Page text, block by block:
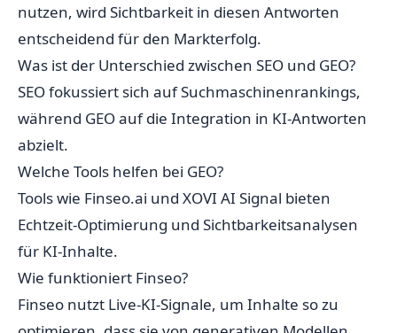
nutzen, wird Sichtbarkeit in diesen Antworten
entscheidend für den Markterfolg.
Was ist der Unterschied zwischen SEO und GEO?
SEO fokussiert sich auf Suchmaschinenrankings,
während GEO auf die Integration in KI-Antworten
abzielt.
Welche Tools helfen bei GEO?
Tools wie Finseo.ai und XOVI AI Signal bieten
Echtzeit-Optimierung und Sichtbarkeitsanalysen
für KI-Inhalte.
Wie funktioniert Finseo?
Finseo nutzt Live-KI-Signale, um Inhalte so zu